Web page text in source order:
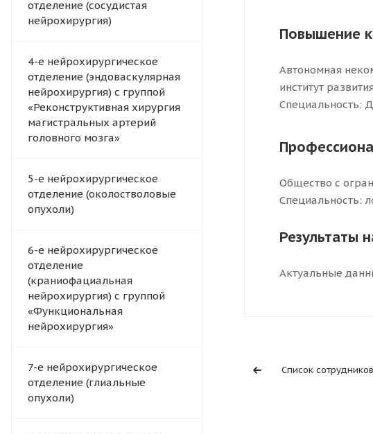
отделение (сосудистая
нейрохирургия)
4-e нейрохирургическое
отделение (эндоваскулярная
нейрохирургия) с группой
«Реконструктивная хирургия
магистральных артерий
головного мозга»
5-е нейрохирургическое
отделение (околостволовые
опухоли)
6-е нейрохирургическое
отделение
(краниофациальная
нейрохирургия) с группой
«Функциональная
нейрохирургия»
7-е нейрохирургическое
отделение (глиальные
опухоли)
Повышение
Автономная
институт
Специальность:
Общество с
Специальность:
Результаты
Актуальные
Список сотрудников